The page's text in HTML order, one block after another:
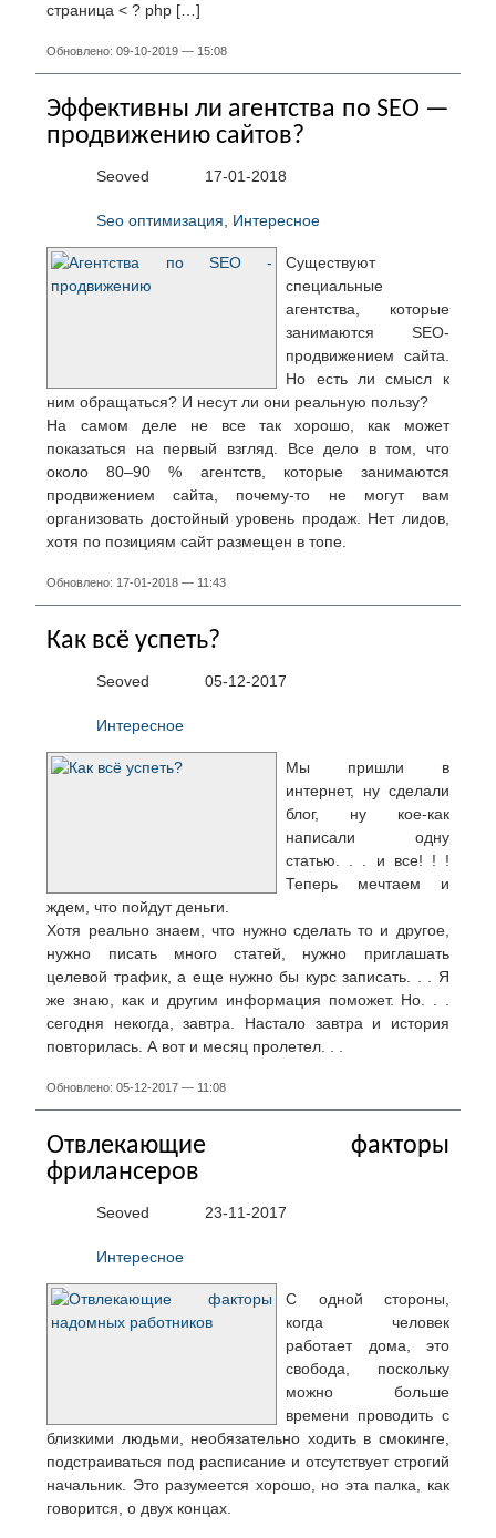
страница < ? php […]
Обновлено: 09-10-2019 — 15:08
Эффективны ли агентства по SEO —
продвижению сайтов?
Seoved 17-01-2018
Seo оптимизация Интересное
Существуют
специальные
агентства, которые
занимаются SEO-
продвижением сайта.
Но есть ли смысл к
ним обращаться? И несут ли они реальную пользу?
На самом деле не все так хорошо, как может
показаться на первый взгляд. Все дело в том, что
около 80–90 % агентств, которые занимаются
продвижением сайта, почему-то не могут вам
организовать достойный уровень продаж. Нет лидов,
хотя по позициям сайт размещен в топе.
Обновлено: 17-01-2018 — 11:43
Как всё успеть?
Seoved 05-12-2017
Интересное
Мы пришли в
интернет, ну сделали
блог, ну кое-как
написали одну
статью. . . и все! ! !
Теперь мечтаем и
ждем, что пойдут деньги.
Хотя реально знаем, что нужно сделать то и другое,
нужно писать много статей, нужно приглашать
целевой трафик, а еще нужно бы курс записать. . . Я
же знаю, как и другим информация поможет. Но. . .
сегодня некогда, завтра. Настало завтра и история
повторилась. А вот и месяц пролетел. . .
Обновлено: 05-12-2017 — 11:08
Отвлекающие факторы
фрилансеров
Seoved 23-11-2017
Интересное
С одной стороны,
когда человек
работает дома, это
свобода, поскольку
можно больше
времени проводить с
близкими людьми, необязательно ходить в смокинге,
подстраиваться под расписание и отсутствует строгий
начальник. Это разумеется хорошо, но эта палка, как
говорится, о двух концах.